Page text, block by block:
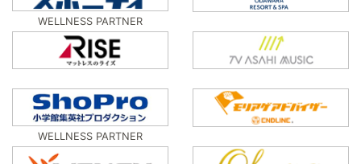
WELLNESS PARTNER
WELLNESS PARTNER